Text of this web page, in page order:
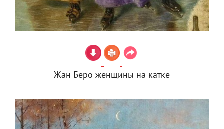
Жан Беро женщины на катке